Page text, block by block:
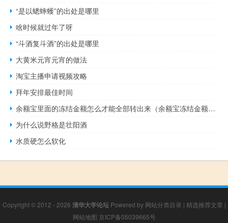
“是以蟋蟀蠖”的出处是哪里
啥时候就过年了呀
“斗酒复斗酒”的出处是哪里
大黄米元宵元宵的做法
淘宝主播申请视频攻略
拜年安排最佳时间
余额宝里面的冻结金额怎么才能全部转出来（余额宝冻结金额该如何转出余额宝?）
为什么说野格是壮阳酒
水质硬怎么软化
Copyright © 2012 - 2026 清华大学论坛Powered by 网站分类目录 | 精选推荐文章 |
网站地图 京ICP备05039665号